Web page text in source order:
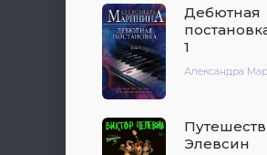
Дебютная
1
Александра
Элевсин